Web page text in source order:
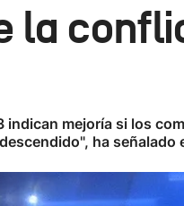
la
mejoría si los
ha señalado